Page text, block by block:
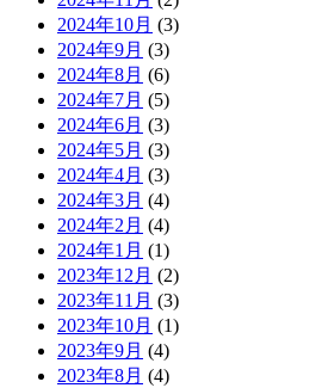
2024年10月 (3)
2024年9月 (3)
2024年8月 (6)
2024年7月 (5)
2024年6月 (3)
2024年5月 (3)
2024年4月 (3)
2024年3月 (4)
2024年2月 (4)
2024年1月 (1)
2023年12月 (2)
2023年11月 (3)
2023年10月 (1)
2023年9月 (4)
2023年8月 (4)